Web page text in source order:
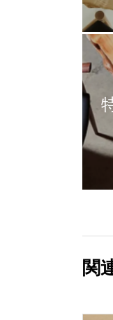
関